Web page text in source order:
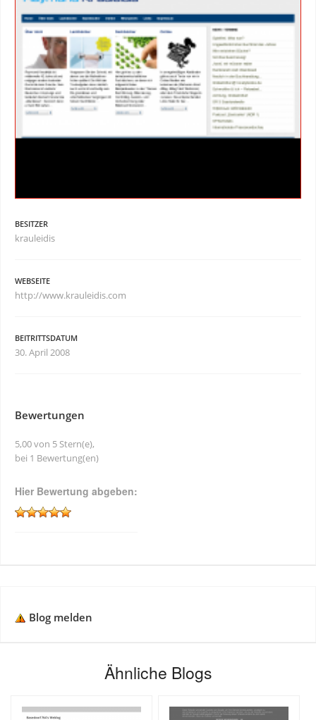
BESITZER
krauleidis
WEBSEITE
http://www.krauleidis.com
BEITRITTSDATUM
30. April 2008
Bewertungen
5,00 von 5 Stern(e),
bei 1 Bewertung(en)
Hier Bewertung abgeben:
Blog melden
Ähnliche Blogs